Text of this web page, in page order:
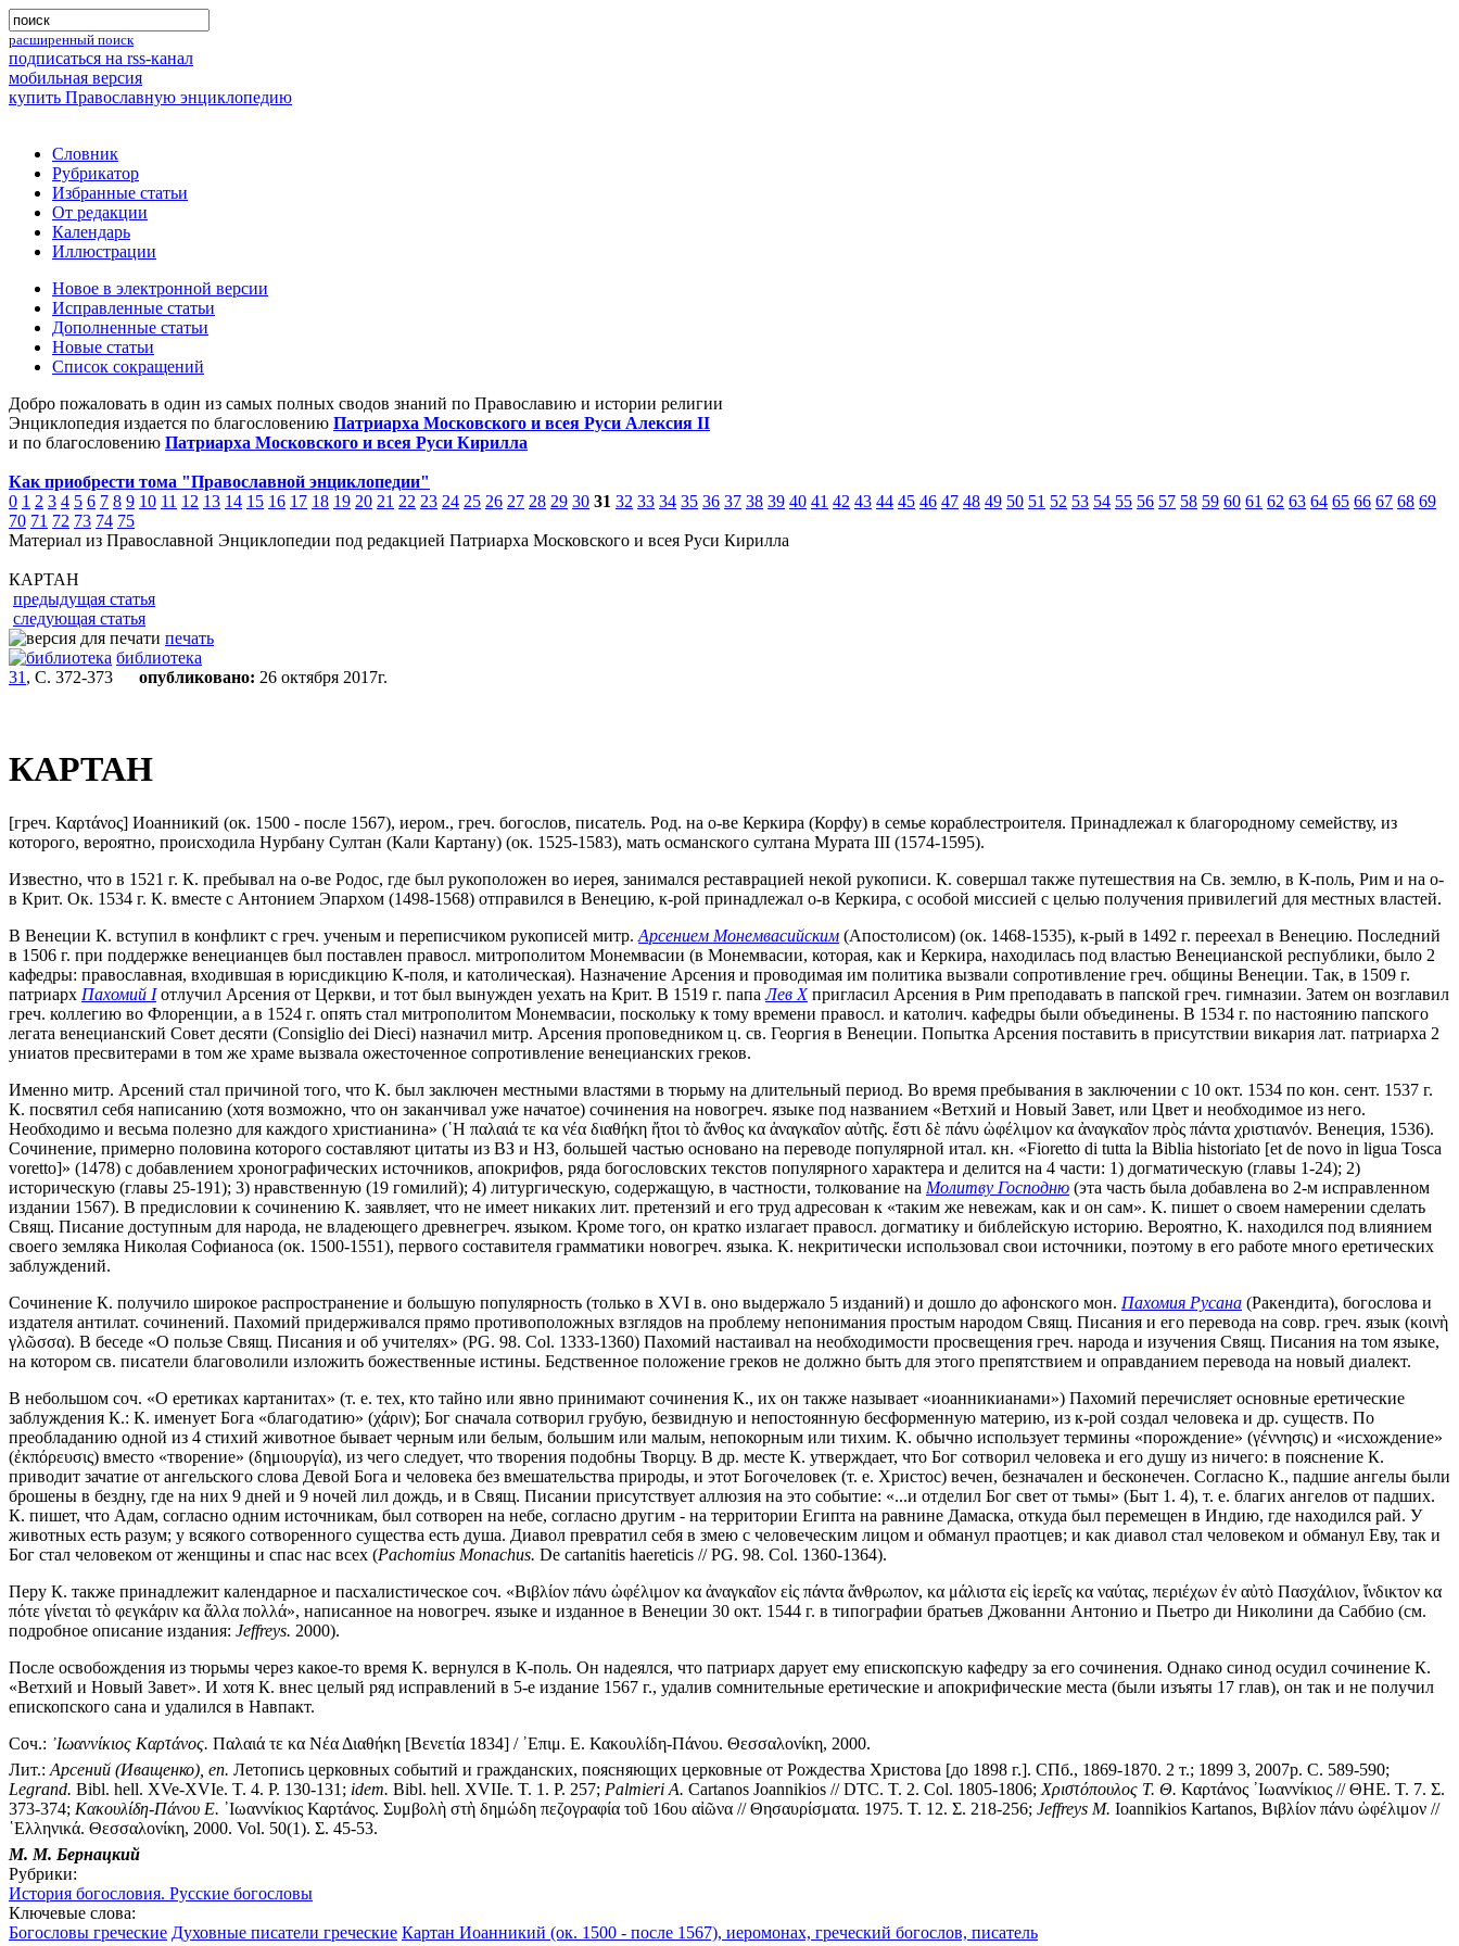
расширенный поиск
подписаться на rss-канал
мобильная версия
купить Православную энциклопедию
Словник
Рубрикатор
Избранные статьи
От редакции
Календарь
Иллюстрации
Новое в электронной версии
Исправленные статьи
Дополненные статьи
Новые статьи
Список сокращений
Добро пожаловать в один из самых полных сводов знаний по Православию и истории религии
Энциклопедия издается по благословению Патриарха Московского и всея Руси Алексия II
и по благословению Патриарха Московского и всея Руси Кирилла
Как приобрести тома "Православной энциклопедии"
0 1 2 3 4 5 6 7 8 9 10 11 12 13 14 15 16 17 18 19 20 21 22 23 24 25 26 27 28 29 30 31 32 33 34 35 36 37 38 39 40 41 42 43 44 45 46 47 48 49 50 51 52 53 54 55 56 57 58 59 60 61 62 63 64 65 66 67 68 69
70 71 72 73 74 75
Материал из Православной Энциклопедии под редакцией Патриарха Московского и всея Руси Кирилла
КАРТАН
предыдущая статья
следующая статья
печать
библиотека
31 , С. 372-373 опубликовано: 26 октября 2017г.
КАРТАН
[греч. Καρτάνος] Иоанникий (ок. 1500 - после 1567), иером., греч. богослов, писатель. Род. на о-ве Керкира (Корфу) в семье кораблестроителя. Принадлежал к благородному семейству, из
которого, вероятно, происходила Нурбану Cултан (Кали Картану) (ок. 1525-1583), мать османского султана Мурата III (1574-1595).
Известно, что в 1521 г. К. пребывал на о-ве Родос, где был рукоположен во иерея, занимался реставрацией некой рукописи. К. совершал также путешествия на Св. землю, в К-поль, Рим и на о-
в Крит. Ок. 1534 г. К. вместе с Антонием Эпархом (1498-1568) отправился в Венецию, к-рой принадлежал о-в Керкира, с особой миссией с целью получения привилегий для местных властей.
В Венеции К. вступил в конфликт с греч. ученым и переписчиком рукописей митр. Арсением Монемвасийским (Апостолисом) (ок. 1468-1535), к-рый в 1492 г. переехал в Венецию. Последний
в 1506 г. при поддержке венецианцев был поставлен правосл. митрополитом Монемвасии (в Монемвасии, которая, как и Керкира, находилась под властью Венецианской республики, было 2
кафедры: православная, входившая в юрисдикцию К-поля, и католическая). Назначение Арсения и проводимая им политика вызвали сопротивление греч. общины Венеции. Так, в 1509 г.
патриарх Пахомий Iотлучил Арсения от Церкви, и тот был вынужден уехать на Крит. В 1519 г. папаЛев Xпригласил Арсения в Рим преподавать в папской греч. гимназии. Затем он возглавил
греч. коллегию во Флоренции, а в 1524 г. опять стал митрополитом Монемвасии, поскольку к тому времени правосл. и католич. кафедры были объединены. В 1534 г. по настоянию папского
легата венецианский Совет десяти (Consiglio dei Dieci) назначил митр. Арсения проповедником ц. св. Георгия в Венеции. Попытка Арсения поставить в присутствии викария лат. патриарха 2
униатов пресвитерами в том же храме вызвала ожесточенное сопротивление венецианских греков.
Именно митр. Арсений стал причиной того, что К. был заключен местными властями в тюрьму на длительный период. Во время пребывания в заключении с 10 окт. 1534 по кон. сент. 1537 г.
К. посвятил себя написанию (хотя возможно, что он заканчивал уже начатое) сочинения на новогреч. языке под названием «Ветхий и Новый Завет, или Цвет и необходимое из него.
Необходимо и весьма полезно для каждого христианина» (῾Η παλαιά τε κα νέα διαθήκη ἤτοι τὸ ἄνθος κα ἀναγκαῖον αὐτῆς. ἔστι δὲ πάνυ ὠφέλιμον κα ἀναγκαῖον πρὸς πάντα χριστιανόν. Венеция, 1536).
Сочинение, примерно половина которого составляют цитаты из ВЗ и НЗ, большей частью основано на переводе популярной итал. кн. «Fioretto di tutta la Biblia historiato [et de novo in ligua Tosca
voretto]» (1478) с добавлением хронографических источников, апокрифов, ряда богословских текстов популярного характера и делится на 4 части: 1) догматическую (главы 1-24); 2)
историческую (главы 25-191); 3) нравственную (19 гомилий); 4) литургическую, содержащую, в частности, толкование на Молитву Господню (эта часть была добавлена во 2-м исправленном
издании 1567). В предисловии к сочинению К. заявляет, что не имеет никаких лит. претензий и его труд адресован к «таким же невежам, как и он сам». К. пишет о своем намерении сделать
Свящ. Писание доступным для народа, не владеющего древнегреч. языком. Кроме того, он кратко излагает правосл. догматику и библейскую историю. Вероятно, К. находился под влиянием
своего земляка Николая Софианоса (ок. 1500-1551), первого составителя грамматики новогреч. языка. К. некритически использовал свои источники, поэтому в его работе много еретических
заблуждений.
Сочинение К. получило широкое распространение и большую популярность (только в XVI в. оно выдержало 5 изданий) и дошло до афонского мон. Пахомия Русана (Ракендита), богослова и
издателя антилат. сочинений. Пахомий придерживался прямо противоположных взглядов на проблему непонимания простым народом Свящ. Писания и его перевода на совр. греч. язык (κοινὴ
γλῶσσα). В беседе «О пользе Свящ. Писания и об учителях» (PG. 98. Col. 1333-1360) Пахомий настаивал на необходимости просвещения греч. народа и изучения Свящ. Писания на том языке,
на котором св. писатели благоволили изложить божественные истины. Бедственное положение греков не должно быть для этого препятствием и оправданием перевода на новый диалект.
В небольшом соч. «О еретиках картанитах» (т. е. тех, кто тайно или явно принимают сочинения К., их он также называет «иоанникианами») Пахомий перечисляет основные еретические
заблуждения К.: К. именует Бога «благодатию» (χάριν); Бог сначала сотворил грубую, безвидную и непостоянную бесформенную материю, из к-рой создал человека и др. существ. По
преобладанию одной из 4 стихий животное бывает черным или белым, большим или малым, непокорным или тихим. К. обычно использует термины «порождение» (γέννησις) и «исхождение»
(ἐκπόρευσις) вместо «творение» (δημιουργία), из чего следует, что творения подобны Творцу. В др. месте К. утверждает, что Бог сотворил человека и его душу из ничего: в пояснение К.
приводит зачатие от ангельского слова Девой Бога и человека без вмешательства природы, и этот Богочеловек (т. е. Христос) вечен, безначален и бесконечен. Согласно К., падшие ангелы были
брошены в бездну, где на них 9 дней и 9 ночей лил дождь, и в Свящ. Писании присутствует аллюзия на это событие: «...и отделил Бог свет от тьмы» (Быт 1. 4), т. е. благих ангелов от падших.
К. пишет, что Адам, согласно одним источникам, был сотворен на небе, согласно другим - на территории Египта на равнине Дамаска, откуда был перемещен в Индию, где находился рай. У
животных есть разум; у всякого сотворенного существа есть душа. Диавол превратил себя в змею с человеческим лицом и обманул праотцев; и как диавол стал человеком и обманул Еву, так и
Бог стал человеком от женщины и спас нас всех (Pachomius Monachus. De cartanitis haereticis // PG. 98. Col. 1360-1364).
Перу К. также принадлежит календарное и пасхалистическое соч. «Βιβλίον πάνυ ὠφέλιμον κα ἀναγκαῖον εἰς πάντα ἄνθρωπον, κα μάλιστα εἰς ἱερεῖς κα ναύτας, περιέχων ἐν αὐτὸ Πασχάλιον, ἴνδικτον κα
πότε γίνεται τὸ φεγκάριν κα ἄλλα πολλά», написанное на новогреч. языке и изданное в Венеции 30 окт. 1544 г. в типографии братьев Джованни Антонио и Пьетро ди Николини да Саббио (см.
подробное описание издания: Jeffreys. 2000).
После освобождения из тюрьмы через какое-то время К. вернулся в К-поль. Он надеялся, что патриарх дарует ему епископскую кафедру за его сочинения. Однако синод осудил сочинение К.
«Ветхий и Новый Завет». И хотя К. внес целый ряд исправлений в 5-е издание 1567 г., удалив сомнительные еретические и апокрифические места (были изъяты 17 глав), он так и не получил
епископского сана и удалился в Навпакт.
Соч.: ᾿Ιωαννίκιος Καρτάνος. Παλαιά τε κα Νέα Διαθήκη [Βενετία 1834] / ᾿Επιμ. Ε. Κακουλίδη-Πάνου. Θεσσαλονίκη, 2000.
Лит.: Арсений (Иващенко), еп. Летопись церковных событий и гражданских, поясняющих церковные от Рождества Христова [до 1898 г.]. СПб., 1869-1870. 2 т.; 1899 3, 2007р. С. 589-590;
Legrand. Bibl. hell. XVe-XVIe. T. 4. P. 130-131; idem. Bibl. hell. XVIIe. T. 1. P. 257; Palmieri A. Cartanos Joannikios // DTC. T. 2. Col. 1805-1806; Χριστόπουλος Τ. Θ. Καρτάνος ᾿Ιωαννίκιος // ΘΗΕ. Τ. 7. Σ.
373-374; Κακουλίδη-Πάνου Ε. ᾿Ιωαννίκιος Καρτάνος. Συμβολὴ στὴ δημώδη πεζογραφία τοῦ 16ου αἰῶνα // Θησαυρίσματα. 1975. Τ. 12. Σ. 218-256; Jeffreys M. Ioannikios Kartanos, Βιβλίον πάνυ ὠφέλιμον //
῾Ελληνικά. Θεσσαλονίκη, 2000. Vol. 50(1). Σ. 45-53.
М. М. Бернацкий
Рубрики:
История богословия. Русские богословы
Ключевые слова:
Богословы греческие Духовные писатели греческие Картан Иоанникий (ок. 1500 - после 1567), иеромонах, греческий богослов, писатель